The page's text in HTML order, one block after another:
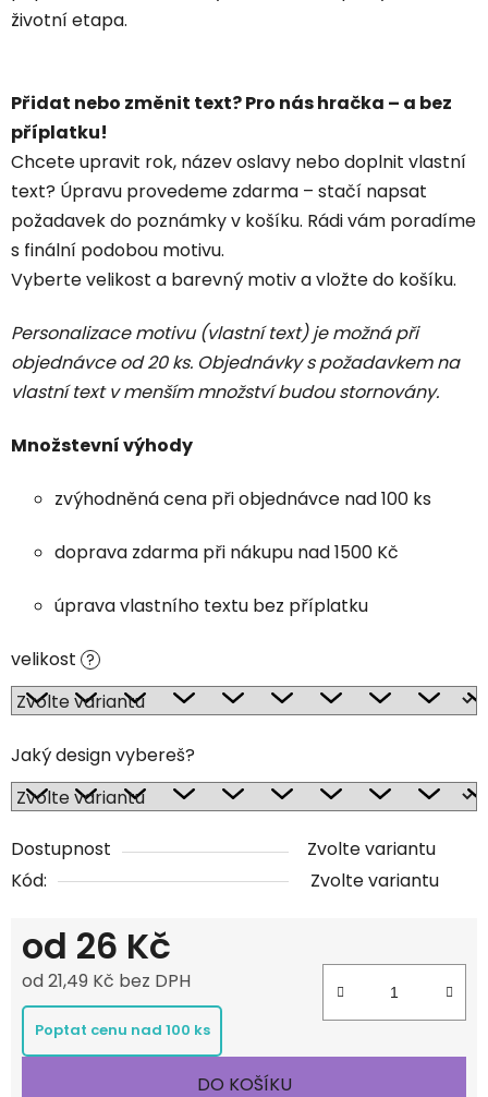
životní etapa.
Přidat nebo změnit text? Pro nás hračka – a bez
příplatku!
Chcete upravit rok, název oslavy nebo doplnit vlastní
text? Úpravu provedeme zdarma – stačí napsat
požadavek do poznámky v košíku. Rádi vám poradíme
s finální podobou motivu.
Vyberte velikost a barevný motiv a vložte do košíku.
Personalizace motivu (vlastní text) je možná při
objednávce od 20 ks. Objednávky s požadavkem na
vlastní text v menším množství budou stornovány.
Množstevní výhody
zvýhodněná cena při objednávce nad 100 ks
doprava zdarma při nákupu nad 1500 Kč
úprava vlastního textu bez příplatku
velikost ?
Jaký design vybereš?
Dostupnost
Zvolte variantu
Kód:
Zvolte variantu
od 26 Kč
od21,49 Kč bez DPH
Měrná cena:
Poptat cenu nad 100 ks
DO KOŠÍKU